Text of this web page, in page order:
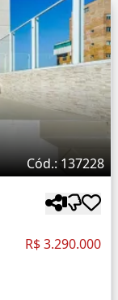
Cód.: 137228
R$ 3.290.000